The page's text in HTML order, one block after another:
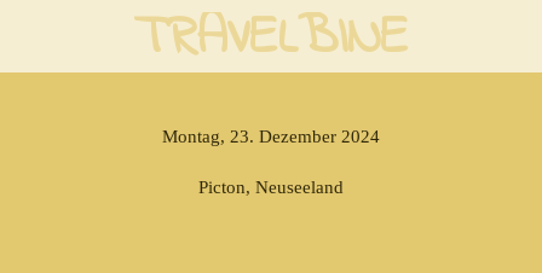
TRAVELBINE
Montag, 23. Dezember 2024
Picton, Neuseeland